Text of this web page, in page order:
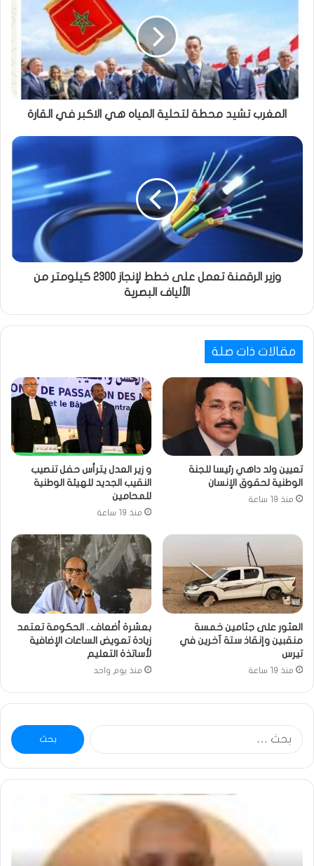
المغرب تشيد محطة لتحلية المياه هي الاكبر في القارة
وزير الرقمنة تعمل على خطط لإنجاز 2300 كيلومتر من
الألياف البصرية
مقالات ذات صلة
تعيين ولد داهي رئيسا للجنة
الوطنية لحقوق الإنسان
منذ 19 ساعة
و زير العدل يترأس حفل تنصيب
النقيب الجديد للهيئة الوطنية
للمحامين
منذ 19 ساعة
العثور على جثامين خمسة
منقبين وإنقاذ ستة آخرين في
تيرس
منذ 19 ساعة
بعشرة أضعاف.. الحكومة تعتمد
زيادة تعويض الساعات الإضافية
لأساتذة التعليم
منذ يوم واحد
البحث
عن: